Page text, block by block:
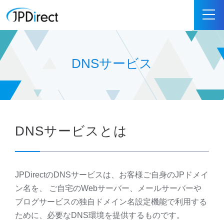
DNSサービス
DNSサービスとは
JPDirectのDNSサービスは、お客様ご自身のJPドメイ
ン名を、 ご自宅のWebサーバー、メールサーバーや
ブログサービスの独自ドメイン名設定機能で利用する
ために、必要なDNS環境を提供するものです。